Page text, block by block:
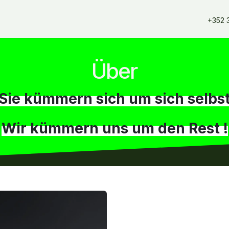
Unsere+352
Über
kümmern sich um sich
Wir kümmern uns um den Rest !